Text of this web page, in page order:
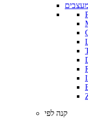
קנה לפי